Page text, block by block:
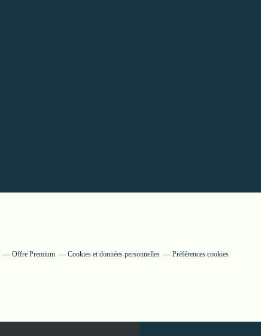
Offre Premium Cookies et données personnelles Préférences cookies